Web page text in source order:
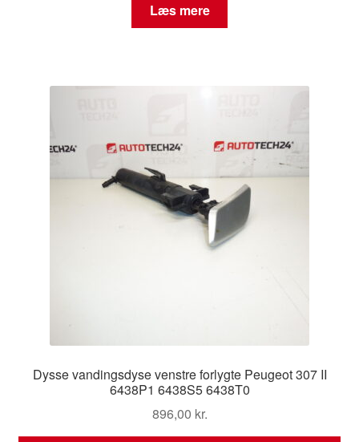
Læs mere
Dysse vandingsdyse venstre forlygte Peugeot 307 II
6438P1 6438S5 6438T0
896,00 kr.